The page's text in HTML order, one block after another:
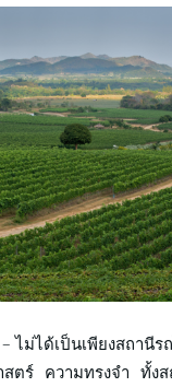
ไม่ได้เป็นเพียงสถานี
สตร์ ความทรงจำ ทั้ง